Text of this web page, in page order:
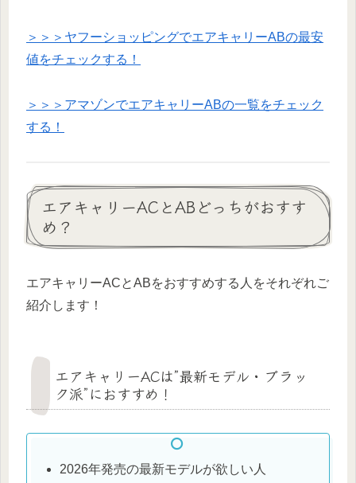
＞＞＞ヤフーショッピングでエアキャリーABの最安
値をチェックする！
＞＞＞アマゾンでエアキャリーABの一覧をチェック
する！
エアキャリーACとABどっちがおすす
め？
エアキャリーACとABをおすすめする人をそれぞれご
紹介します！
エアキャリーACは”最新モデル・ブラッ
ク派”におすすめ！
2026年発売の最新モデルが欲しい人